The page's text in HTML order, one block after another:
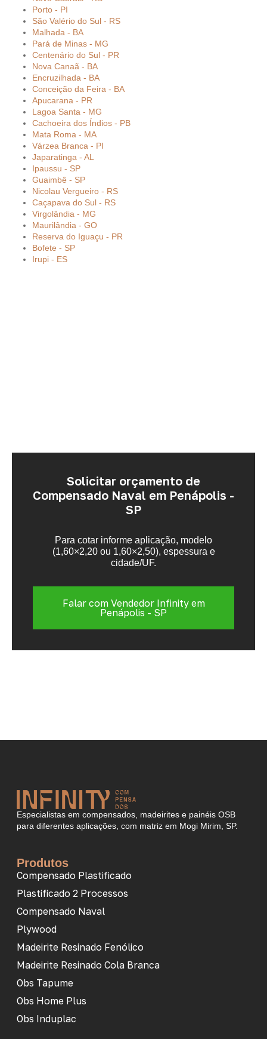
Porto - PI
São Valério do Sul - RS
Malhada - BA
Pará de Minas - MG
Centenário do Sul - PR
Nova Canaã - BA
Encruzilhada - BA
Conceição da Feira - BA
Apucarana - PR
Lagoa Santa - MG
Cachoeira dos Índios - PB
Mata Roma - MA
Várzea Branca - PI
Japaratinga - AL
Ipaussu - SP
Guaimbê - SP
Nicolau Vergueiro - RS
Caçapava do Sul - RS
Virgolândia - MG
Maurilândia - GO
Reserva do Iguaçu - PR
Bofete - SP
Irupi - ES
Solicitar orçamento de
Compensado Naval em Penápolis -
SP
Para cotar informe aplicação, modelo
(1,60×2,20 ou 1,60×2,50), espessura e
cidade/UF.
Falar com Vendedor Infinity em
Penápolis - SP
Especialistas em compensados, madeirites e painéis OSB
para diferentes aplicações, com matriz em Mogi Mirim, SP.
Produtos
Compensado Plastificado
Plastificado 2 Processos
Compensado Naval
Plywood
Madeirite Resinado Fenólico
Madeirite Resinado Cola Branca
Obs Tapume
Obs Home Plus
Obs Induplac